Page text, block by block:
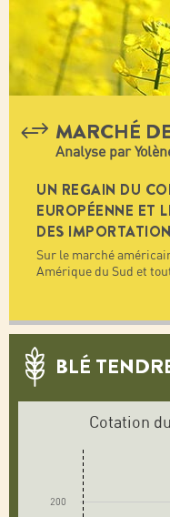
MARCHÉ
Analyse par
UN REGAIN DU
EUROPÉENNE ET
DES
Sur le marché
Amérique du Sud et
BLÉ
Cotation
200